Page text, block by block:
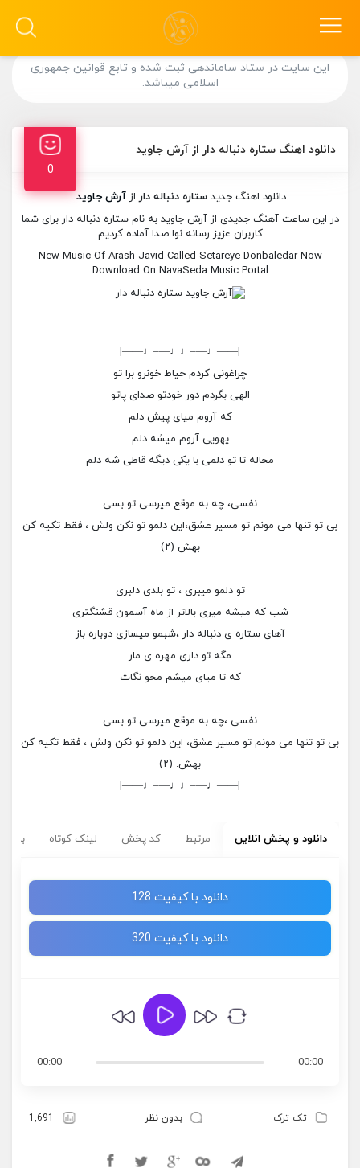
این سایت در ستاد ساماندهی ثبت شده و تابع قوانین جمهوری
اسلامی میباشد.
دانلود اهنگ ستاره دنباله دار از آرش جاوید
0
دانلود اهنگ جدیدستاره دنباله دار ازآرش جاوید
در این ساعت آهنگ جدیدی از آرش جاوید به نام ستاره دنباله دار برای شما
کاربران عزیز رسانه نوا صدا آماده کردیم
New Music Of Arash Javid Called Setareye Donbaledar Now
Download On NavaSeda Music Portal
|——♩—–♩♩—–♩——|
چراغونی کردم حیاط خونرو برا تو
الهی بگردم دور خودتو صدای پاتو
که آروم میای پیش دلم
یهویی آروم میشه دلم
محاله تا تو دلمی با یکی دیگه قاطی شه دلم
نفسی، چه به موقع میرسی تو بسی
بی تو تنها می مونم تو مسیر عشق،این دلمو تو نکن ولش ، فقط تکیه کن
بهش (۲)
تو دلمو میبری ، تو بلدی دلبری
شب که میشه میری بالاتر از ماه آسمون قشنگتری
آهای ستاره ی دنباله دار ،شبمو میسازی دوباره باز
مگه تو داری مهره ی مار
که تا میای میشم محو نگات
نفسی ،چه به موقع میرسی تو بسی
بی تو تنها می مونم تو مسیر عشق، این دلمو تو نکن ولش ، فقط تکیه کن
بهش. (۲)
|——♩—–♩♩—–♩——|
دانلود و پخش انلاین مرتبط کد پخش لینک کوتاه
دانلود با کیفیت 128
دانلود با کیفیت 320
00:00
00:00
تک ترک بدون نظر 1,691